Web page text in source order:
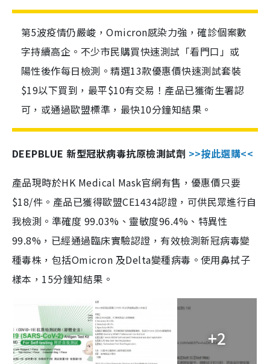
第5波疫情仍嚴峻，Omicron感染力強，確診個案數
字持續高企。不少市民購買快速測試「看門口」或
陽性後作每日檢測。精選13款優惠價快速測試套裝
$19以下買到，最平$10有交易！產品已獲衛生署認
可，或通過歐盟標準，最快10分鐘知結果。
DEEPBLUE 新型冠狀病毒抗原檢測試劑 >>按此選購<<
產品現時於HK Medical Mask官網有售，優惠價只要
$18/件。產品已獲得歐盟CE1434認證，可供民眾進行自
我檢測。準確度 99.03%、靈敏度96.4%、特異性
99.8%，已經通過臨床實驗認證，有效檢測新冠病毒變
種毒株，包括Omicron 及Delta變種病毒。使用鼻拭子
樣本，15分鐘知結果。
+2